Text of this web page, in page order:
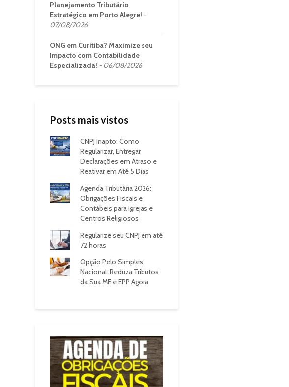
Planejamento Tributário
Estratégico em Porto Alegre!
07/08/2026
ONG em Curitiba? Maximize seu
Impacto com Contabilidade
Especializada!
06/08/2026
Posts mais vistos
CNPJ Inapto: Como
Regularizar, Entregar
Declarações em Atraso e
Reativar em Até 5 Dias
Agenda Tributária 2026:
Obrigações Fiscais e
Contábeis para Igrejas e
Centros Religiosos
Regularize seu CNPJ em até
72 horas
Opção Pelo Simples
Nacional: Reduza Tributos
da Sua ME e EPP Agora